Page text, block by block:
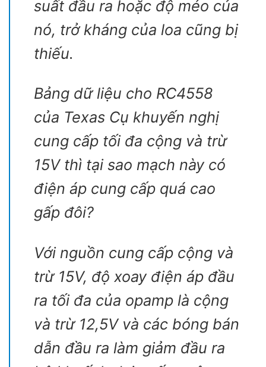
suất đầu ra hoặc độ méo của
nó, trở kháng của loa cũng bị
thiếu.
Bảng dữ liệu cho RC4558
của Texas Cụ khuyến nghị
cung cấp tối đa cộng và trừ
15V thì tại sao mạch này có
điện áp cung cấp quá cao
gấp đôi?
Với nguồn cung cấp cộng và
trừ 15V, độ xoay điện áp đầu
ra tối đa của opamp là cộng
và trừ 12,5V và các bóng bán
dẫn đầu ra làm giảm đầu ra